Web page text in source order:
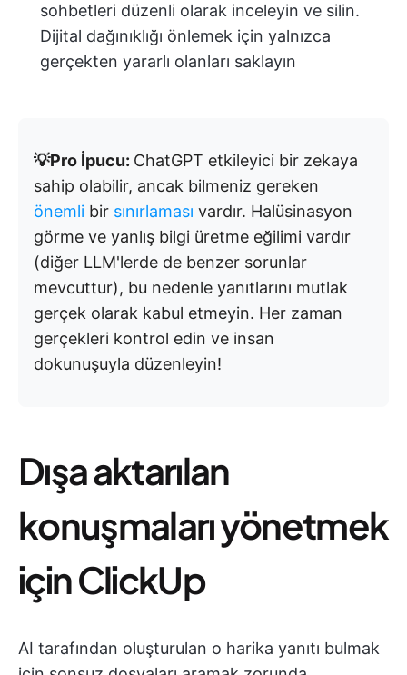
sohbetleri düzenli olarak inceleyin ve silin.
Dijital dağınıklığı önlemek için yalnızca
gerçekten yararlı olanları saklayın
💡Pro İpucu: ChatGPT etkileyici bir zekaya
sahip olabilir, ancak bilmeniz gereken
önemli bir sınırlaması vardır. Halüsinasyon
görme ve yanlış bilgi üretme eğilimi vardır
(diğer LLM'lerde de benzer sorunlar
mevcuttur), bu nedenle yanıtlarını mutlak
gerçek olarak kabul etmeyin. Her zaman
gerçekleri kontrol edin ve insan
dokunuşuyla düzenleyin!
Dışa aktarılan
konuşmaları yönetmek
için ClickUp
AI tarafından oluşturulan o harika yanıtı bulmak